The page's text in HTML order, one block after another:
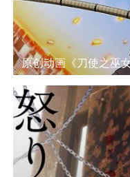
原创动画《刀使之巫